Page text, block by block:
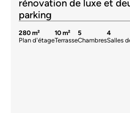
rénovation de luxe et
parking
280 m²
Plan d'étage
10 m²
Terrasse
5
Chambres
4
Salles